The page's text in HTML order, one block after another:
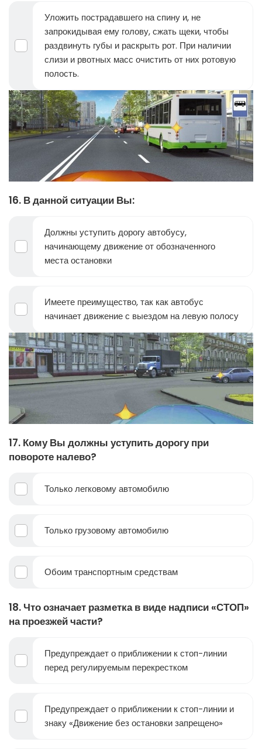
Уложить пострадавшего на спину и, не
запрокидывая ему голову, сжать щеки, чтобы
раздвинуть губы и раскрыть рот. При наличии
слизи и рвотных масс очистить от них ротовую
полость.
16. В данной ситуации Вы:
Должны уступить дорогу автобусу,
начинающему движение от обозначенного
места остановки
Имеете преимущество, так как автобус
начинает движение с выездом на левую полосу
17. Кому Вы должны уступить дорогу при
повороте налево?
Только легковому автомобилю
Только грузовому автомобилю
Обоим транспортным средствам
18. Что означает разметка в виде надписи «СТОП»
на проезжей части?
Предупреждает о приближении к стоп-линии
перед регулируемым перекрестком
Предупреждает о приближении к стоп-линии и
знаку «Движение без остановки запрещено»